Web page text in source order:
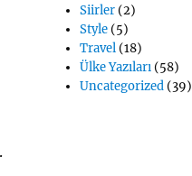
Siirler(2)
Style(5)
Travel(18)
Ülke Yazıları(58)
Uncategorized(39)